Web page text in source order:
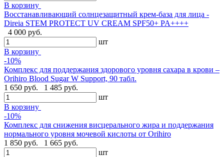
В корзину
Восстанавливающий солнцезащитный крем-база для лица -
Direia STEM PROTECT UV CREAM SPF50+ PA++++
4 000 руб.
шт
В корзину
-10%
Комплекс для поддержания здорового уровня сахара в крови –
Orihiro Blood Sugar W Support, 90 табл.
1 650 руб.
1 485 руб.
шт
В корзину
-10%
Комплекс для снижения висцерального жира и поддержания
нормального уровня мочевой кислоты от Orihiro
1 850 руб.
1 665 руб.
шт